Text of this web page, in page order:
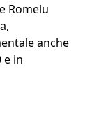
Romelu
anche
e in